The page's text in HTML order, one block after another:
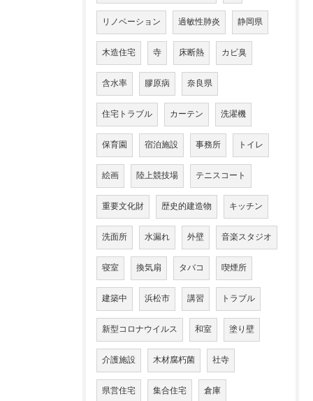
リノベーション 過敏性肺炎 静岡県
木造住宅 寺 床断熱 カビ臭
含水率 膠原病 奈良県
住宅トラブル カーテン 洗濯機
保育園 宿泊施設 事務所 トイレ
絵画 陸上競技場 テニスコート
重要文化財 歴史的建造物 キッチン
洗面所 水漏れ 外壁 音楽スタジオ
寝室 換気扇 タバコ 喫煙所
建築中 浜松市 講習 トラブル
新型コロナウイルス 和室 塗り壁
介護施設 木材腐朽菌 社寺
県営住宅 集合住宅 倉庫